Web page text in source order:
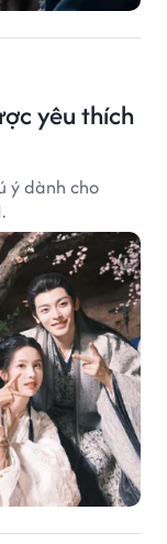
yêu thích
ý dành cho